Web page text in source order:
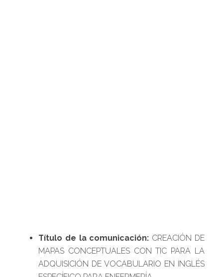
Título de la comunicación: CREACIÓN DE
MAPAS CONCEPTUALES CON TIC PARA LA
ADQUISICIÓN DE VOCABULARIO EN INGLÉS